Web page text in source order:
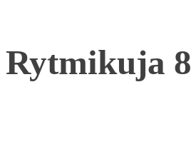
Rytmikuja 8